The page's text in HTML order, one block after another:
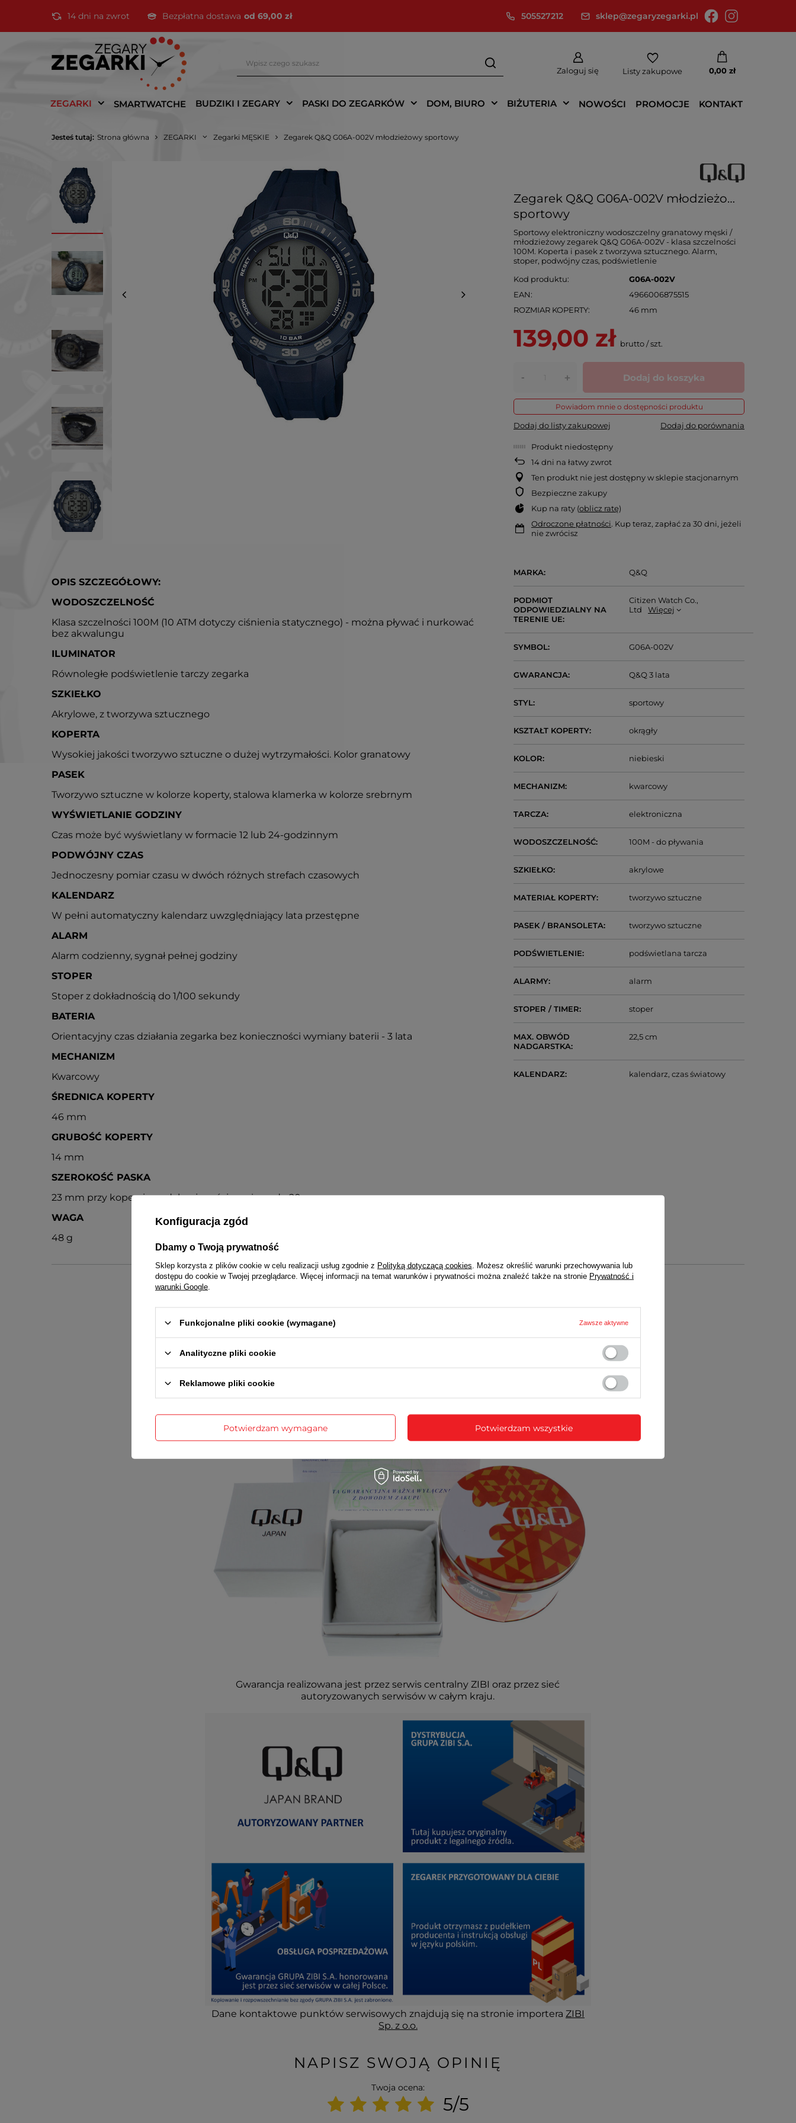
14 dni na zwrot Bezpłatna dostawa od 69,00 zł 505527212 sklep@zegaryzegarki.pl
Zaloguj się Listy zakupowe 0,00 zł
ZEGARKI SMARTWATCHE BUDZIKI I ZEGARY PASKI DO ZEGARKÓW DOM, BIURO BIŻUTERIA NOWOŚCI PROMOCJE KONTAKT
Jesteś tutaj: Strona główna ZEGARKI Zegarki MĘSKIE Zegarek Q&Q G06A-002V młodzieżowy sportowy
Zegarek Q&Q G06A-002V młodzieżowy
sportowy
Sportowy elektroniczny wodoszczelny granatowy męski /
młodzieżowy zegarek Q&Q G06A-002V - klasa szczelności
100M. Koperta i pasek z tworzywa sztucznego. Alarm,
stoper, podwójny czas, podświetlenie
Kod produktu
G06A-002V
EAN
4966006875515
ROZMIAR KOPERTY
46 mm
139,00 zł brutto/szt.
- + Dodaj do koszyka
Powiadom mnie o dostępności produktu
Dodaj do listy zakupowej Dodaj do porównania
Produkt niedostępny
14dni na łatwy zwrot
Ten produkt nie jest dostępny w sklepie stacjonarnym
Bezpieczne zakupy
Kup na raty (oblicz ratę)
Odroczone płatności. Kup teraz, zapłać za 30 dni, jeżeli
nie zwrócisz
OPIS SZCZEGÓŁOWY:
WODOSZCZELNOŚĆ
Klasa szczelności 100M (10 ATM dotyczy ciśnienia statycznego) - można pływać i nurkować
bez akwalungu
ILUMINATOR
Równoległe podświetlenie tarczy zegarka
SZKIEŁKO
Akrylowe, z tworzywa sztucznego
KOPERTA
Wysokiej jakości tworzywo sztuczne o dużej wytrzymałości. Kolor granatowy
PASEK
Tworzywo sztuczne w kolorze koperty, stalowa klamerka w kolorze srebrnym
WYŚWIETLANIE GODZINY
Czas może być wyświetlany w formacie 12 lub 24-godzinnym
PODWÓJNY CZAS
Jednoczesny pomiar czasu w dwóch różnych strefach czasowych
KALENDARZ
W pełni automatyczny kalendarz uwzględniający lata przestępne
ALARM
Alarm codzienny, sygnał pełnej godziny
STOPER
Stoper z dokładnością do 1/100 sekundy
BATERIA
Orientacyjny czas działania zegarka bez konieczności wymiany baterii - 3 lata
MECHANIZM
Kwarcowy
ŚREDNICA KOPERTY
46 mm
GRUBOŚĆ KOPERTY
14 mm
SZEROKOŚĆ PASKA
23 mm przy kopercie, w dalszej części zwężany do 20 mm
WAGA
48 g
MARKA Q&Q
PODMIOT
ODPOWIEDZIALNY NA
TERENIE UE
Citizen Watch Co.,
Ltd
Więcej
SYMBOL G06A-002V
GWARANCJA Q&Q 3 lata
STYL sportowy
KSZTAŁT KOPERTY okrągły
KOLOR niebieski
MECHANIZM kwarcowy
TARCZA elektroniczna
WODOSZCZELNOŚĆ 100M - do pływania
SZKIEŁKO akrylowe
MATERIAŁ KOPERTY tworzywo sztuczne
PASEK / BRANSOLETA tworzywo sztuczne
PODŚWIETLENIE podświetlana tarcza
ALARMY alarm
STOPER / TIMER stoper
MAX. OBWÓD
NADGARSTKA
22,5 cm
KALENDARZ kalendarz czas światowy
Gwarancja realizowana jest przez serwis centralny ZIBI oraz przez sieć
autoryzowanych serwisów w całym kraju.
Dane kontaktowe punktów serwisowych znajdują się na stronie importera ZIBI
Sp. z o.o.
NAPISZ SWOJĄ OPINIĘ
Twoja ocena:
5/5
Konfiguracja zgód
Dbamy o Twoją prywatność
Sklep korzysta z plików cookie w celu realizacji usług zgodnie z Polityką dotyczącą cookies . Możesz określić warunki przechowywania lub
dostępu do cookie w Twojej przeglądarce. Więcej informacji na temat warunków i prywatności można znaleźć także na stronie Prywatność i
warunki Google
Funkcjonalne pliki cookie (wymagane) Zawsze aktywne
Analityczne pliki cookie
Reklamowe pliki cookie
Potwierdzam wymagane Potwierdzam wszystkie